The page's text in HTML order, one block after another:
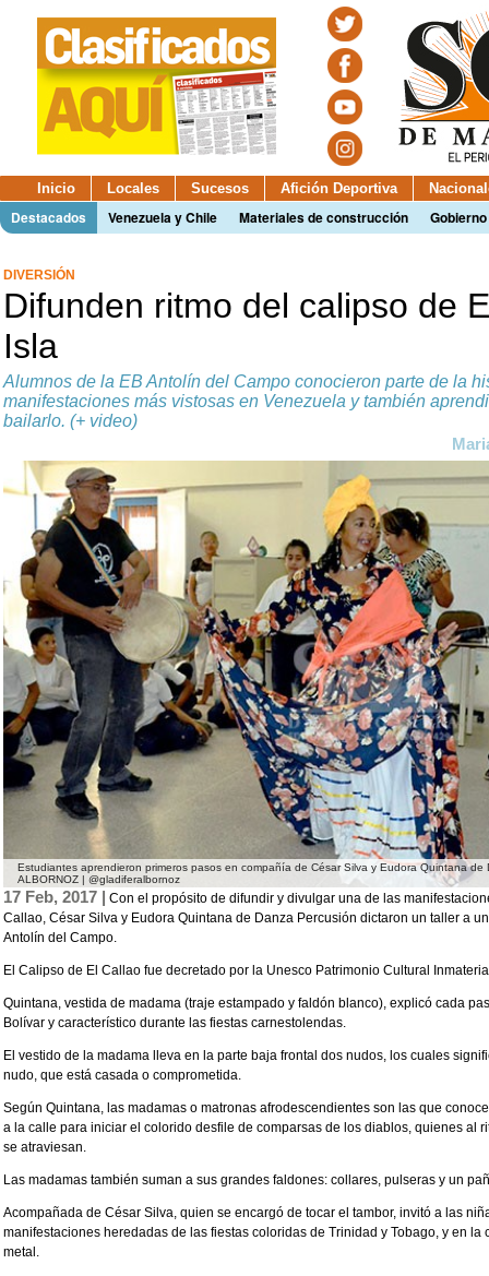
Inicio Locales Sucesos Afición Deportiva
Destacados Venezuela y Chile Materiales de construcción
DIVERSIÓN
Difunden ritmo del calipso de
Isla
Alumnos de la EB Antolín del Campo conocieron parte de la
manifestaciones más vistosas en Venezuela y también
bailarlo. (+ video)
Estudiantes aprendieron primeros pasos en compañía de César Silva y Eudora Quintana de
ALBORNOZ | @gladiferalbornoz
17 Feb, 2017 | Con el propósito de difundir y divulgar una de las
Callao, César Silva y Eudora Quintana de Danza Percusión dictaron un taller a
Antolín del Campo.
El Calipso de El Callao fue decretado por la Unesco Patrimonio Cultural
Quintana, vestida de madama (traje estampado y faldón blanco), explicó cada
Bolívar y característico durante las fiestas carnestolendas.
El vestido de la madama lleva en la parte baja frontal dos nudos, los cuales
nudo, que está casada o comprometida.
Según Quintana, las madamas o matronas afrodescendientes son las que
a la calle para iniciar el colorido desfile de comparsas de los diablos, quienes al
se atraviesan.
Las madamas también suman a sus grandes faldones: collares, pulseras y un
Acompañada de César Silva, quien se encargó de tocar el tambor, invitó a las
manifestaciones heredadas de las fiestas coloridas de Trinidad y Tobago, y en la
metal.